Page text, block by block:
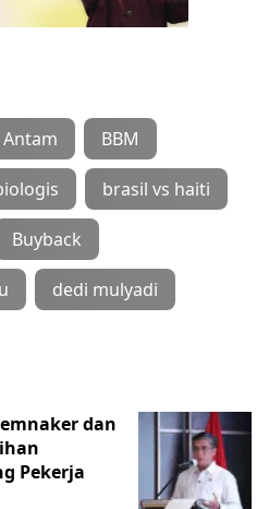
Antam BBM
brasil vs haiti
Buyback
dedi mulyadi
dan
Pekerja